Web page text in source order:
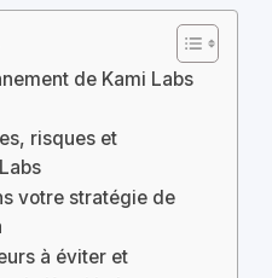
de Kami Labs
risques et
votre stratégie de
à éviter et